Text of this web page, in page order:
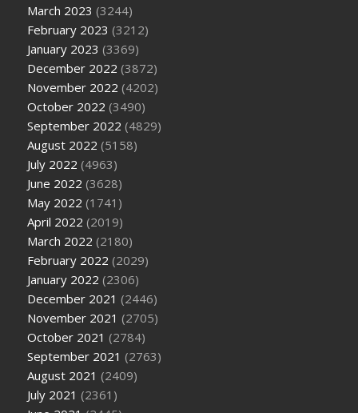
March 2023 (3244)
February 2023 (3212)
January 2023 (3369)
December 2022 (3872)
November 2022 (4202)
October 2022 (3490)
September 2022 (4829)
August 2022 (5158)
July 2022 (4963)
June 2022 (3628)
May 2022 (1741)
April 2022 (2019)
March 2022 (2180)
February 2022 (2029)
January 2022 (2306)
December 2021 (2446)
November 2021 (2705)
October 2021 (2784)
September 2021 (2763)
August 2021 (2409)
July 2021 (2361)